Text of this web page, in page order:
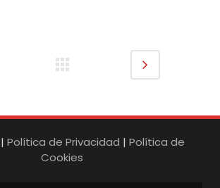
| Política de Privacidad | Política de
Cookies